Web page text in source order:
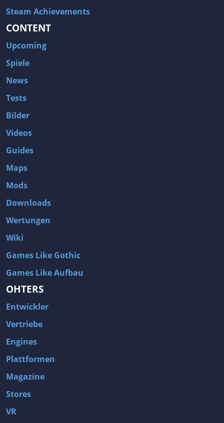
Steam Achievements
CONTENT
Upcoming
Spiele
News
Tests
Bilder
Videos
Guides
Maps
Mods
Downloads
Wertungen
Wiki
Games Like Gothic
Games Like Aufbau
OHTERS
Entwickler
Vertriebe
Engines
Plattformen
Magazine
Stores
VR